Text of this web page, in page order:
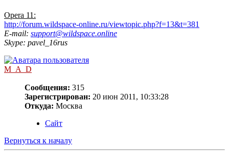
Opera 11:
http://forum.wildspace-online.ru/viewtopic.php?f=13&t=381
E-mail: support@wildspace.online
Skype: pavel_16rus
M_A_D
Сообщения: 315
Зарегистрирован: 20 июн 2011, 10:33:28
Откуда: Москва
Сайт
Вернуться к началу